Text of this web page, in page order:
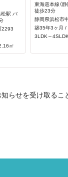
松駅 バ
2293
㎡
東海道本線（
徒歩23分
静岡県浜松市
築35年3ヶ月 /
3LDK～
らせを受け取るこ